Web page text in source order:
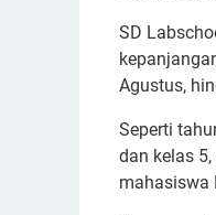
SD
Agustus,
Seperti
dan kelas
mahasiswa